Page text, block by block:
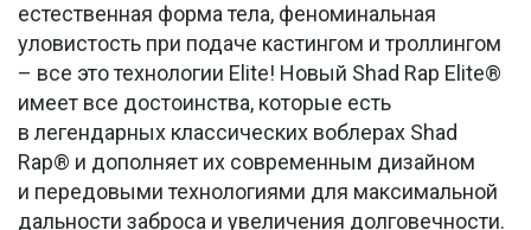
естественная форма тела, феноминальная
уловистость при подаче кастингом и троллингом
– все это технологии Elite! Новый Shad Rap Elite®
имеет все достоинства, которые есть
в легендарных классических воблерах Shad
Rap® и дополняет их современным дизайном
и передовыми технологиями для максимальной
дальности заброса и увеличения долговечности.